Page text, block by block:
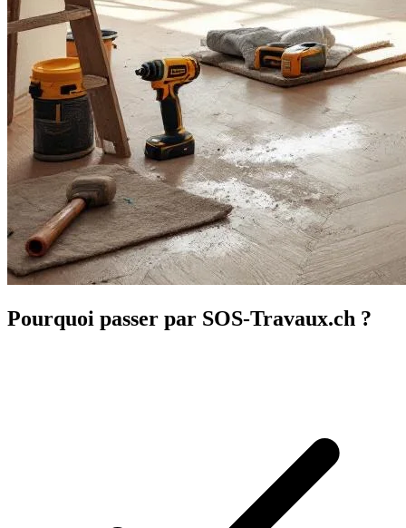
Pourquoi passer par SOS-Travaux.ch ?